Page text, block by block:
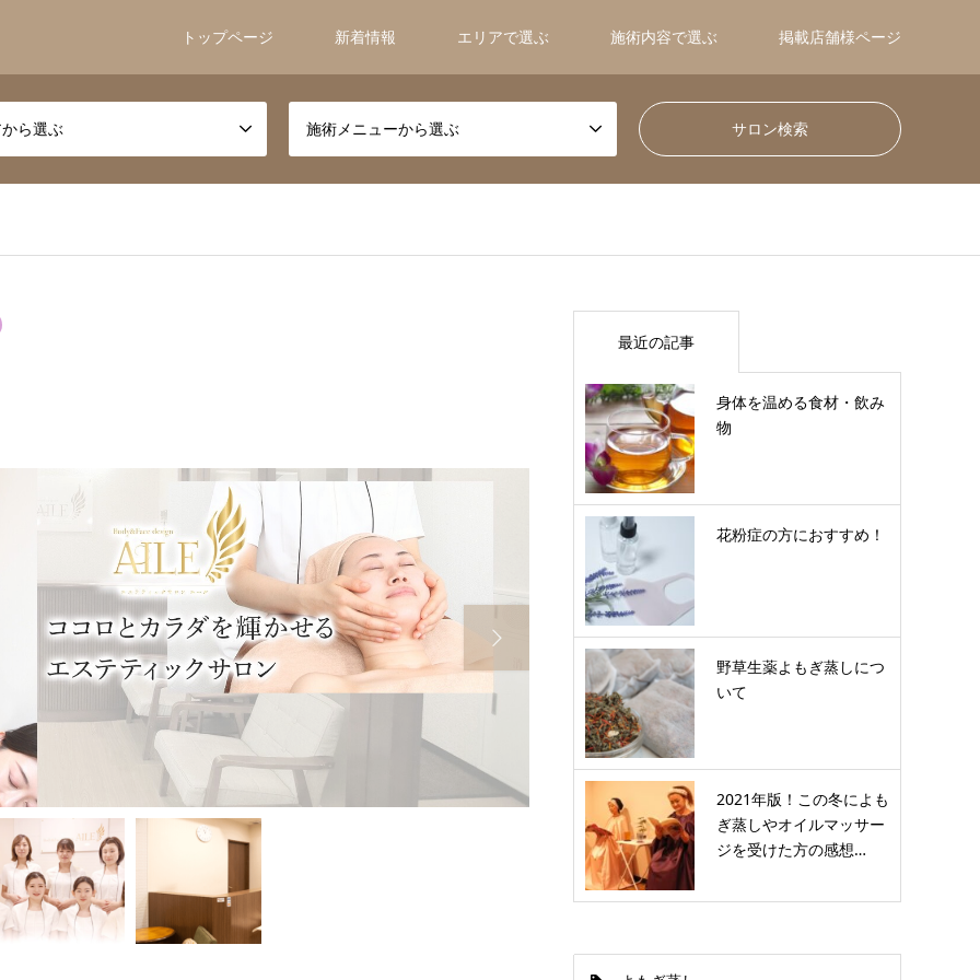
トップページ 新着情報 エリアで選ぶ 施術内容で選ぶ 掲載店舗様ページ
ら選ぶ 施術メニューから選ぶ

最近の記事
身体を温める食材・飲み
物
花粉症の方におすすめ！
野草生薬よもぎ蒸しにつ
いて
2021年版！この冬によも
ぎ蒸しやオイルマッサー
ジを受けた方の感想…